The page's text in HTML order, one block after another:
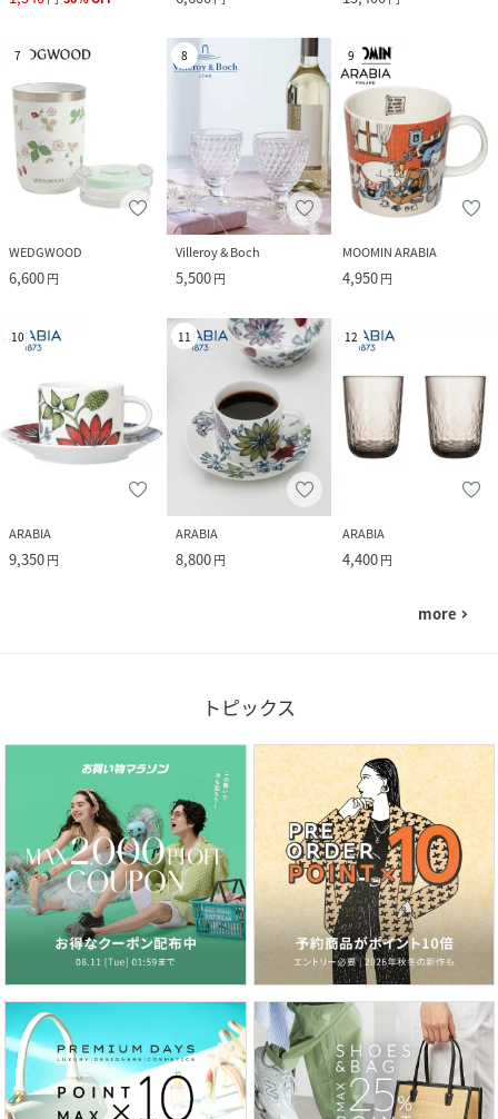
7
WEDGWOOD
6,600円
8
Villeroy & Boch
5,500円
9
MOOMIN ARABIA
4,950円
10
ARABIA
9,350円
11
ARABIA
8,800円
12
ARABIA
4,400円
more navigate_next
トピックス